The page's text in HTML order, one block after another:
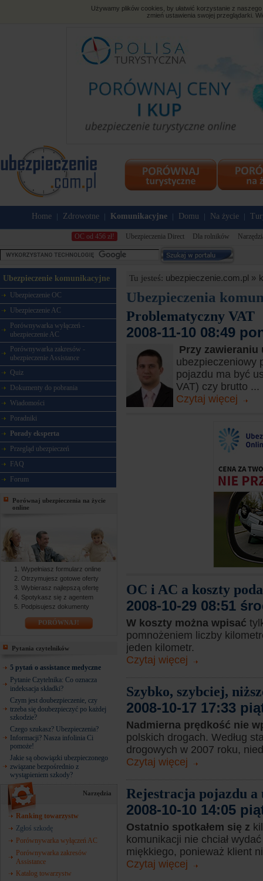
Używamy plików cookies, by ułatwić korzystanie z
zmień ustawienia swojej przeglądarki.
Home Zdrowotne Komunikacyjne Domu Na życie
OC od 456 zł! Ubezpieczenia Direct Dla rolników
Ubezpieczenie komunikacyjne
Ubezpieczenie OC
Ubezpieczenie AC
Porównywarka wyłączeń -
ubezpieczenie AC
Porównywarka zakresów -
ubezpieczenie Assistance
Quiz
Dokumenty do pobrania
Wiadomości
Poradniki
Porady eksperta
Przegląd ubezpieczeń
FAQ
Forum
Porównaj ubezpieczenia na życie
online
Wypełniasz formularz online
Otrzymujesz gotowe oferty
Wybierasz najlepszą ofertę
Spotykasz się z agentem
Podpisujesz dokumenty
PORÓWNAJ!
Pytania czytelników
5 pytań o assistance medyczne
Pytanie Czytelnika: Co oznacza
indeksacja składki?
Czym jest doubezpieczenie, czy
trzeba się doubezpieczyć po każdej
szkodzie?
Czego szukasz? Ubezpieczenia?
Informacji? Nasza infolinia Ci
pomoże!
Jakie są obowiązki ubezpieczonego
związane bezpośrednio z
wystąpieniem szkody?
Narzędzia
Ranking towarzystw
Zgłoś szkodę
Porównywarka wyłączeń AC
Porównywarka zakresów
Assistance
Katalog towarzystw
Tu jesteś: ubezpieczenie.com.pl »
Ubezpieczenia
Problematyczny VAT
2008-11-10 08:49
Przy
ubezpieczeniowy
pojazdu ma być
VAT) czy brutto ...
Czytaj więcej
OC i AC a koszty
2008-10-29 08:51
W koszty można wpisać
pomnożeniem liczby
jeden kilometr.
Czytaj więcej
Szybko, szybciej,
2008-10-17 17:33
Nadmierna prędkość nie
polskich drogach. Według
drogowych w 2007 roku,
Czytaj więcej
Rejestracja pojazdu a
2008-10-10 14:05
Ostatnio spotkałem się z
komunikacji nie chciał
miękkiego, ponieważ klient
Czytaj więcej